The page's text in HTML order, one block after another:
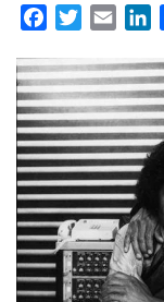
FacebookTwitterEmail